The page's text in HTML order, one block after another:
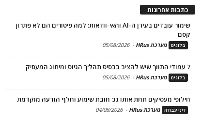
כתבות אחרונות
שימור עובדים בעידן ה-AI והאי-וודאות: למה פיטורים הם לא פתרון
קסם
בלוגים מערכת HRus -
05/08/2026
7 עמודי התווך שיש להציב בבסיס תהליך הגיוס ומיתוג המעסיק
בלוגים מערכת HRus -
05/08/2026
חילופי מעסיקים תחת אותו גג: חובת שימוע וחלף הודעה מוקדמת
דיני עבודה מערכת HRus -
04/08/2026